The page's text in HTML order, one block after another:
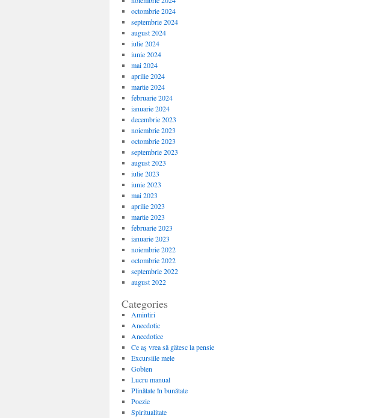
octombrie 2024
septembrie 2024
august 2024
iulie 2024
iunie 2024
mai 2024
aprilie 2024
martie 2024
februarie 2024
ianuarie 2024
decembrie 2023
noiembrie 2023
octombrie 2023
septembrie 2023
august 2023
iulie 2023
iunie 2023
mai 2023
aprilie 2023
martie 2023
februarie 2023
ianuarie 2023
noiembrie 2022
octombrie 2022
septembrie 2022
august 2022
Categories
Amintiri
Anecdotic
Anecdotice
Ce aș vrea să gătesc la pensie
Excursiile mele
Goblen
Lucru manual
Plinătate în bunătate
Poezie
Spiritualitate